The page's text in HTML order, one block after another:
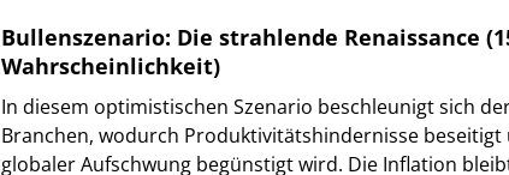
Bullenszenario: Die strahlende Renaissance
Wahrscheinlichkeit)
In diesem optimistischen Szenario beschleunigt sich
Branchen, wodurch Produktivitätshindernisse beseitigt
globaler Aufschwung begünstigt wird. Die Inflation